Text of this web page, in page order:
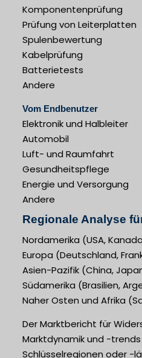
Komponentenprüfung
Prüfung von Leiterplatten
Spulenbewertung
Kabelprüfung
Batterietests
Andere
Vom Endbenutzer
Elektronik und Halbleiter
Automobil
Luft- und Raumfahrt
Gesundheitspflege
Energie und Versorgung
Andere
Regionale Analyse
Nordamerika (USA,
Europa (Deutschland,
Asien-Pazifik (China,
Südamerika (Brasilien,
Naher Osten und Afrika
Der Marktbericht für
Marktdynamik und -
Schlüsselregionen oder -